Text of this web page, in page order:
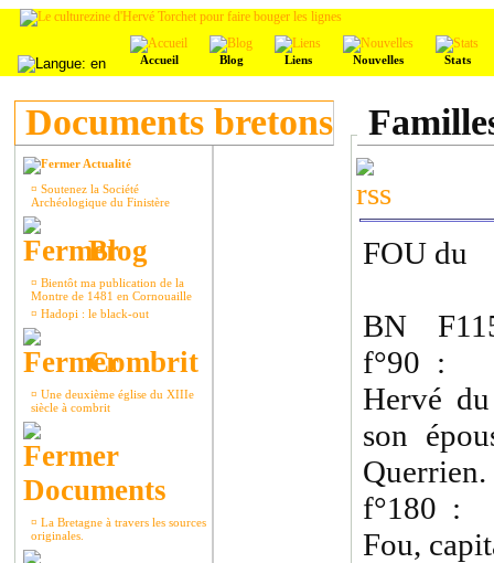
Accueil Blog Liens Nouvelles Stats
Documents bretons
Actualité
¤ Soutenez la Société
Archéologique du Finistère
Blog
¤ Bientôt ma publication de la
Montre de 1481 en Cornouaille
¤ Hadopi : le black-out
Combrit
¤ Une deuxième église du XIIIe
siècle à combrit
Documents
¤ La Bretagne à travers les sources
originales.
FOU du
BN
f°90 :
Hervé
son
Querrien.
f°180 :
Fou,